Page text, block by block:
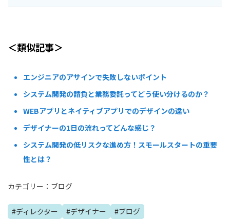
＜類似記事＞
エンジニアのアサインで失敗しないポイント
システム開発の請負と業務委託ってどう使い分けるのか？
WEBアプリとネイティブアプリでのデザインの違い
デザイナーの1日の流れってどんな感じ？
システム開発の低リスクな進め方！スモールスタートの重要
性とは？
カテゴリー： ブログ
#ディレクター #デザイナー #ブログ